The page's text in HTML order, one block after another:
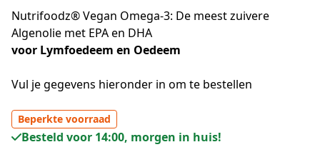
Nutrifoodz® Vegan Omega-3: De meest zuivere
Algenolie met EPA en DHA
voor Lymfoedeem en Oedeem
Vul je gegevens hieronder in om te bestellen
Beperkte voorraad
Besteld voor 14:00, morgen in huis!